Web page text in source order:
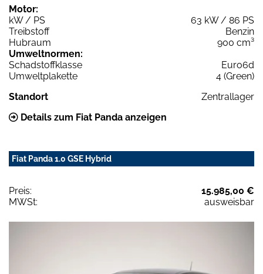
Motor:
kW / PS
63 kW / 86 PS
Treibstoff
Benzin
Hubraum
900 cm³
Umweltnormen:
Schadstoffklasse
Euro6d
Umweltplakette
4 (Green)
Standort
Zentrallager
Details zum Fiat Panda anzeigen
Fiat Panda 1.0 GSE Hybrid
Preis:
15.985,00 €
MWSt:
ausweisbar